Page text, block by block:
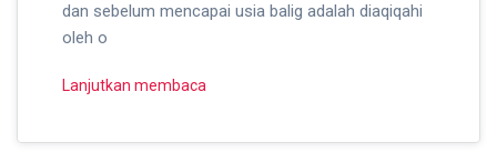
dan sebelum mencapai usia balig adalah diaqiqahi
oleh o
Lanjutkan membaca